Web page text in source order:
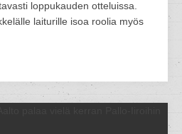
loppukauden otteluissa.
laiturille isoa roolia myös